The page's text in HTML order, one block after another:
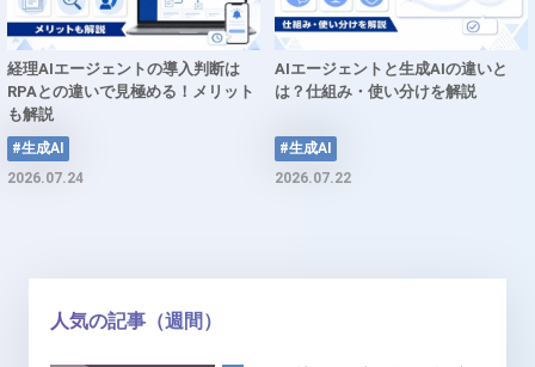
経理AIエージェントの導入判断は
RPAとの違いで見極める！メリット
も解説
#生成AI
2026.07.24
AIエージェントと生成AIの違いと
は？仕組み・使い分けを解説
#生成AI
2026.07.22
人気の記事（週間）